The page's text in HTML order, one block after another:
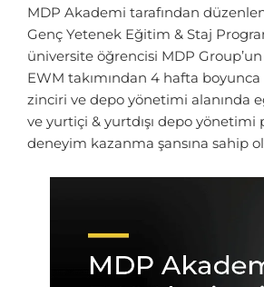
MDP Akademi tarafından
Genç Yetenek Eğitim & Staj
üniversite öğrencisi MDP
EWM takımından 4 hafta
zinciri ve depo yönetimi alanında
ve yurtiçi & yurtdışı depo yönetimi
deneyim kazanma şansına sahip